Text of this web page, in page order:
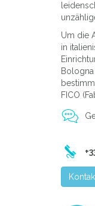
Um die
in
FICO